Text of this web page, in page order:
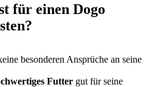
für einen Dogo
besonderen Ansprüche an seine
Futter gut für seine